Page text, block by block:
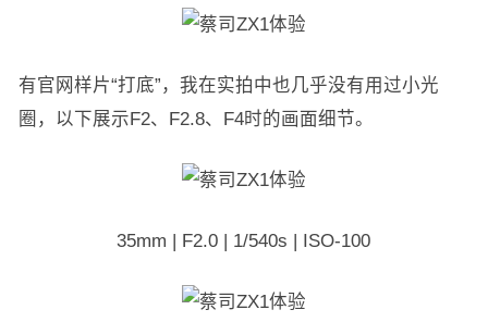
有官网样片“打底”，我在实拍中也几乎没有用过小光
圈，以下展示F2、F2.8、F4时的画面细节。
35mm | F2.0 | 1/540s | ISO-100